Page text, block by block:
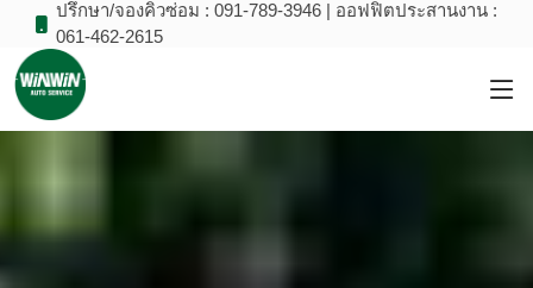
ปรึกษา/จองคิวซ่อม : 091-789-3946 | ออฟฟิตประสานงาน :
061-462-2615